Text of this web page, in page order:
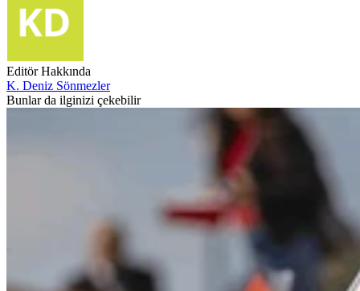
Editör Hakkında
K. Deniz Sönmezler
Bunlar da ilginizi çekebilir